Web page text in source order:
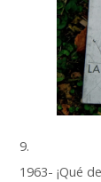
9.
1963- ¡Qué